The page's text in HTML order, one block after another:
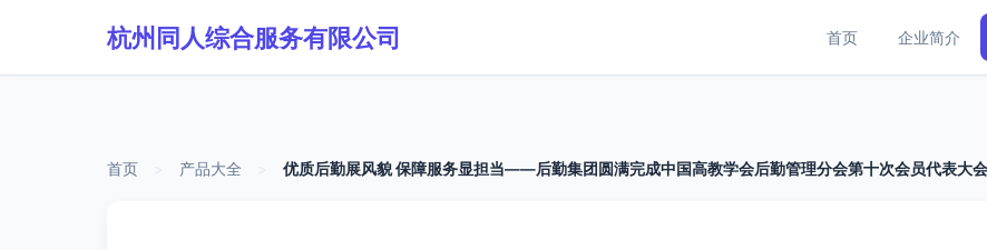
杭州同人综合服务有限公司 首页 企业简介
首页 产品大全 优质后勤展风貌 保障服务显担当——后勤集团圆满完成中国高教学会后勤管理分会第十次会员代表大